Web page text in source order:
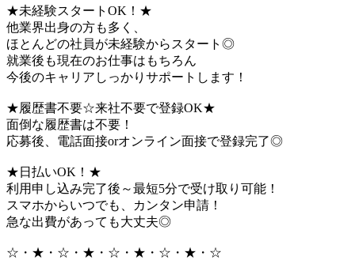
★未経験スタートOK！★
他業界出身の方も多く、
ほとんどの社員が未経験からスタート◎
就業後も現在のお仕事はもちろん
今後のキャリアしっかりサポートします！
★履歴書不要☆来社不要で登録OK★
面倒な履歴書は不要！
応募後、電話面接orオンライン面接で登録完了◎
★日払いOK！★
利用申し込み完了後～最短5分で受け取り可能！
スマホからいつでも、カンタン申請！
急な出費があっても大丈夫◎
☆・★・☆・★・☆・★・☆・★・☆